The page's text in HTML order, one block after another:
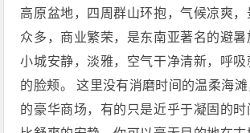
高原盆地，四周群山环抱，气候凉爽
众多，商业繁荣，是东南亚著名的避
小城安静，淡雅，空气干净清新，呼吸
的脸颊。 这里没有消磨时间的温柔海
的豪华商场，有的只是近乎于凝固的